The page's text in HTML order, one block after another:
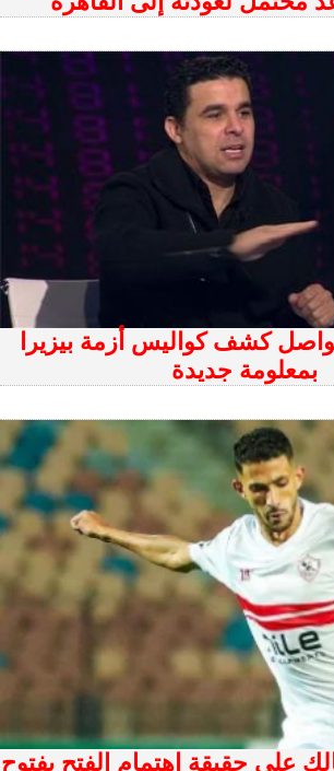
كشف كواليس أزمة بيزيرا
بمعلومة جديدة
على حقيقة اهتمام الفتح بفتوح